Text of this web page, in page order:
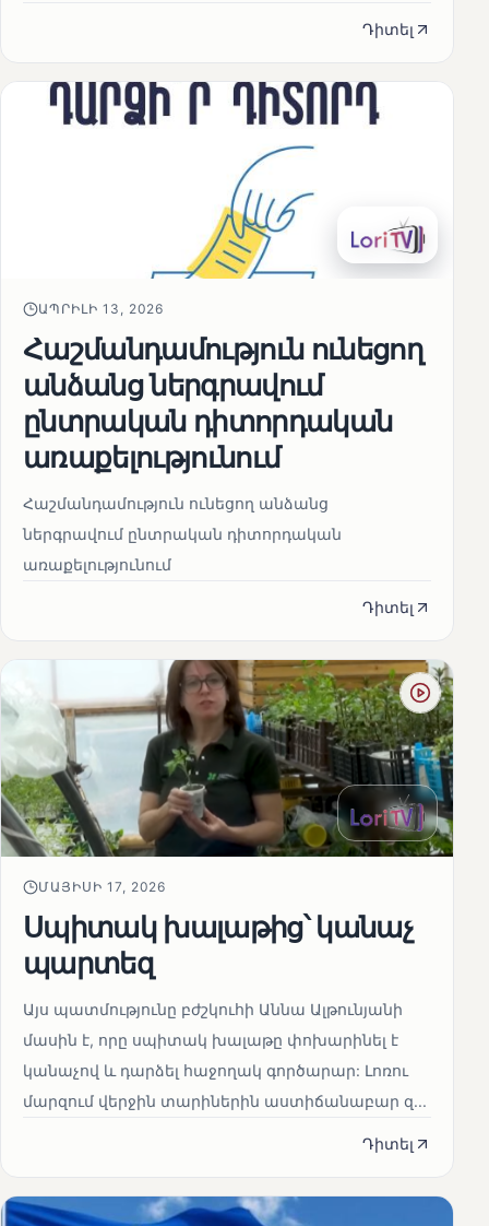
Դիտել
ԱՊՐԻԼԻ 13, 2026
Հաշմանդամություն ունեցող
անձանց ներգրավում
ընտրական դիտորդական
առաքելությունում
Հաշմանդամություն ունեցող անձանց
ներգրավում ընտրական դիտորդական
առաքելությունում
Դիտել
ՄԱՅԻՍԻ 17, 2026
Սպիտակ խալաթից՝ կանաչ
պարտեզ
Այս պատմությունը բժշկուհի Աննա Ալթունյանի
մասին է, որը սպիտակ խալաթը փոխարինել է
կանաչով և դարձել հաջողակ գործարար: Լոռու
մարզում վերջին տարիներին աստիճանաբար զ...
Դիտել